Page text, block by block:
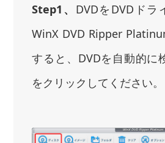
Step1、 DVDをDVDドラ
WinX DVD Ripper
すると、DVDを自動的に
をクリックしてください。